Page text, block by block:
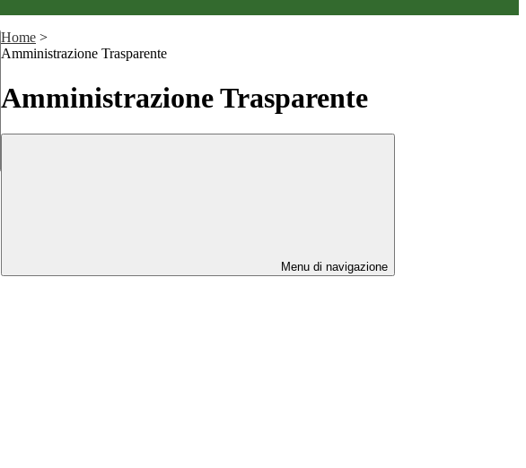
Home >
Amministrazione Trasparente
Amministrazione Trasparente
Menu di navigazione